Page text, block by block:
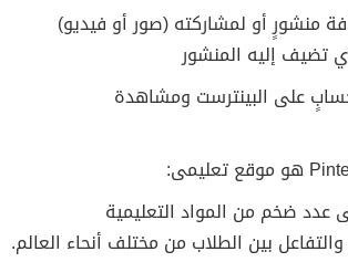
عدد ضخم من المواد التعليمية
بين الطلاب من مختلف أنحاء العالم.